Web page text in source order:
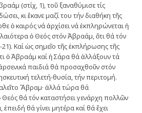
(στίχ, 1), τοῦ ξαναθύμισε τίς
κι ἔκανε μαζί του τήν διαθήκη τῆς
ὁ καιρός νά ἀρχίσει νά ἐκπληρώνεται ἡ
ὁ Θεός στόν Ἀβραάμ, ὅτι θά τόν
21). Καί ὡς σημεῖο τῆς ἐκπλήρωσης τῆς
ὁ Ἀβραάμ καί ἡ Σάρα θά ἀλλάξουν τά
παιδιά θά προσαχθοῦν στόν
τελετή-θυσία, τήν περιτομή.
Ἅβραμ· ἀλλά τώρα θά
Θεός θά τόν καταστήσει γενάρχη πολλῶν
θά γίνει μητέρα καί θά ἔχει